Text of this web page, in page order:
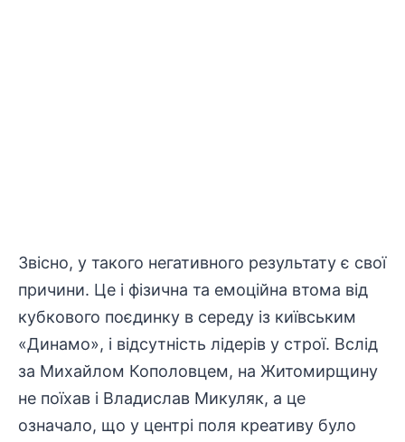
Звісно, у такого негативного результату є свої
причини. Це і фізична та емоційна втома від
кубкового поєдинку в середу із київським
«Динамо», і відсутність лідерів у строї. Вслід
за Михайлом Кополовцем, на Житомирщину
не поїхав і Владислав Микуляк, а це
означало, що у центрі поля креативу було